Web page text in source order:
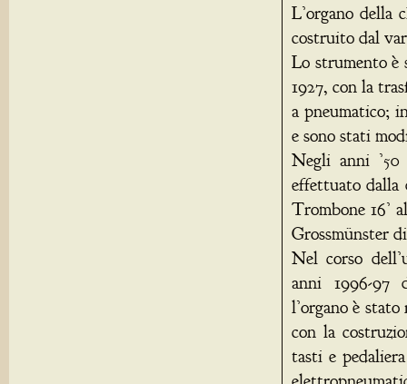
L’organo della
costruito dal
Lo strumento
1927, con la
a pneumatico;
e sono stati
Negli anni
effettuato
Trombone 16’
Grossmünster
Nel corso
anni 1996-97
l’organo è
con la
tasti e